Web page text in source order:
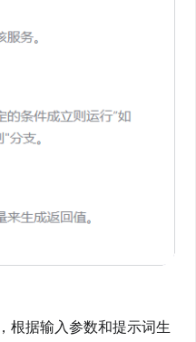
根据输入参数和提示词生